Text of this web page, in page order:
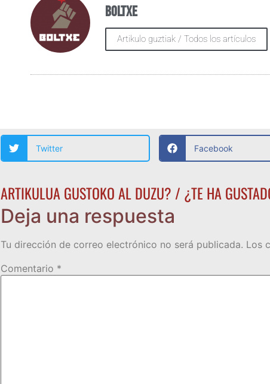
Boltxe
Artikulo guztiak / Todos los artículos
Twitter Facebook
ARTIKULUA GUSTOKO AL DUZU? / ¿TE HA
Deja una respuesta
Tu dirección de correo electrónico no será publicada. Los
Comentario *